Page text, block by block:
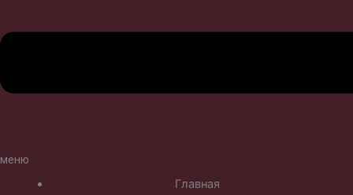
меню
Главная